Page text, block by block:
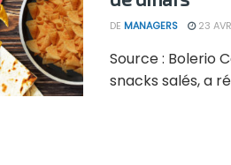
DE MANAGERS 23
Source : Bolerio
snacks salés, a